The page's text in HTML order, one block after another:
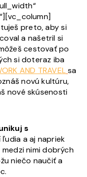
preto, aby si
a našetril si
cestovať po
si doteraz iba
AND TRAVEL sa
novú kultúru,
nové skúsenosti
s
ľudia a aj napriek
nimi dobrých
niečo naučiť a